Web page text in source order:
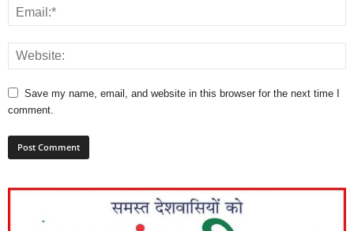
Save my name, email, and website in this browser for the next time I
comment.